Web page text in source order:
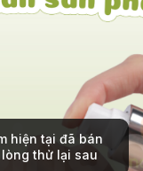
hiện tại đã bán
thử lại sau